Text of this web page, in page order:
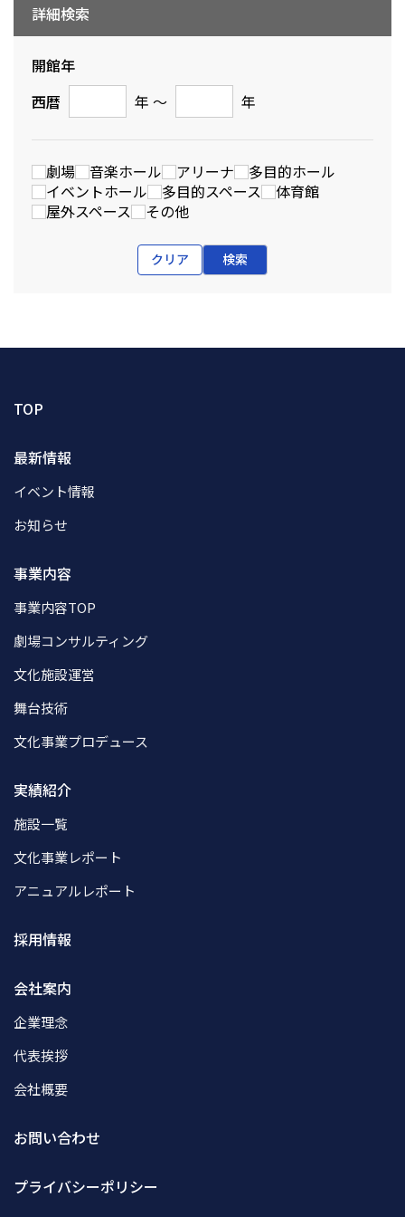
詳細検索
開館年
西暦
年 〜 年
劇場 音楽ホール アリーナ
多目的ホール
イベントホール
多目的スペース
体育館
屋外スペース
その他
クリア 検索
TOP
最新情報
イベント情報
お知らせ
事業内容
事業内容TOP
劇場コンサルティング
文化施設運営
舞台技術
文化事業プロデュース
実績紹介
施設一覧
文化事業レポート
アニュアルレポート
採用情報
会社案内
企業理念
代表挨拶
会社概要
お問い合わせ
プライバシーポリシー